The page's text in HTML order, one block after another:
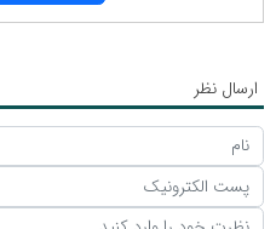
ارسال نظر